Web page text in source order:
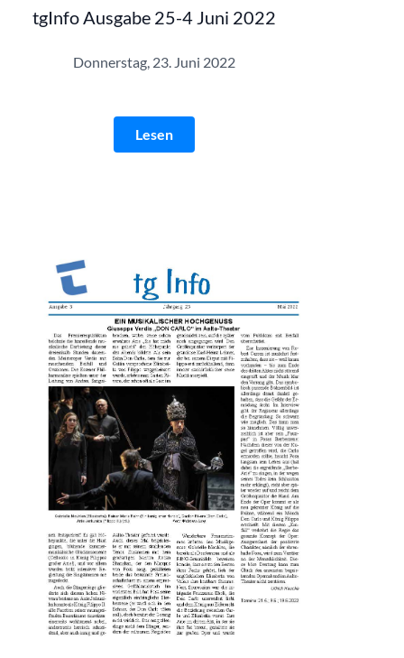
tgInfo Ausgabe 25-4 Juni 2022
Donnerstag, 23. Juni 2022
Lesen
tgInfo 25-3 | © Theatergemeinde Essen